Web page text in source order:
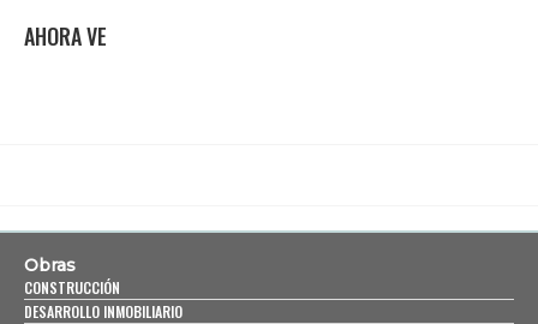
AHORA VE
Obras
CONSTRUCCIÓN
DESARROLLO INMOBILIARIO